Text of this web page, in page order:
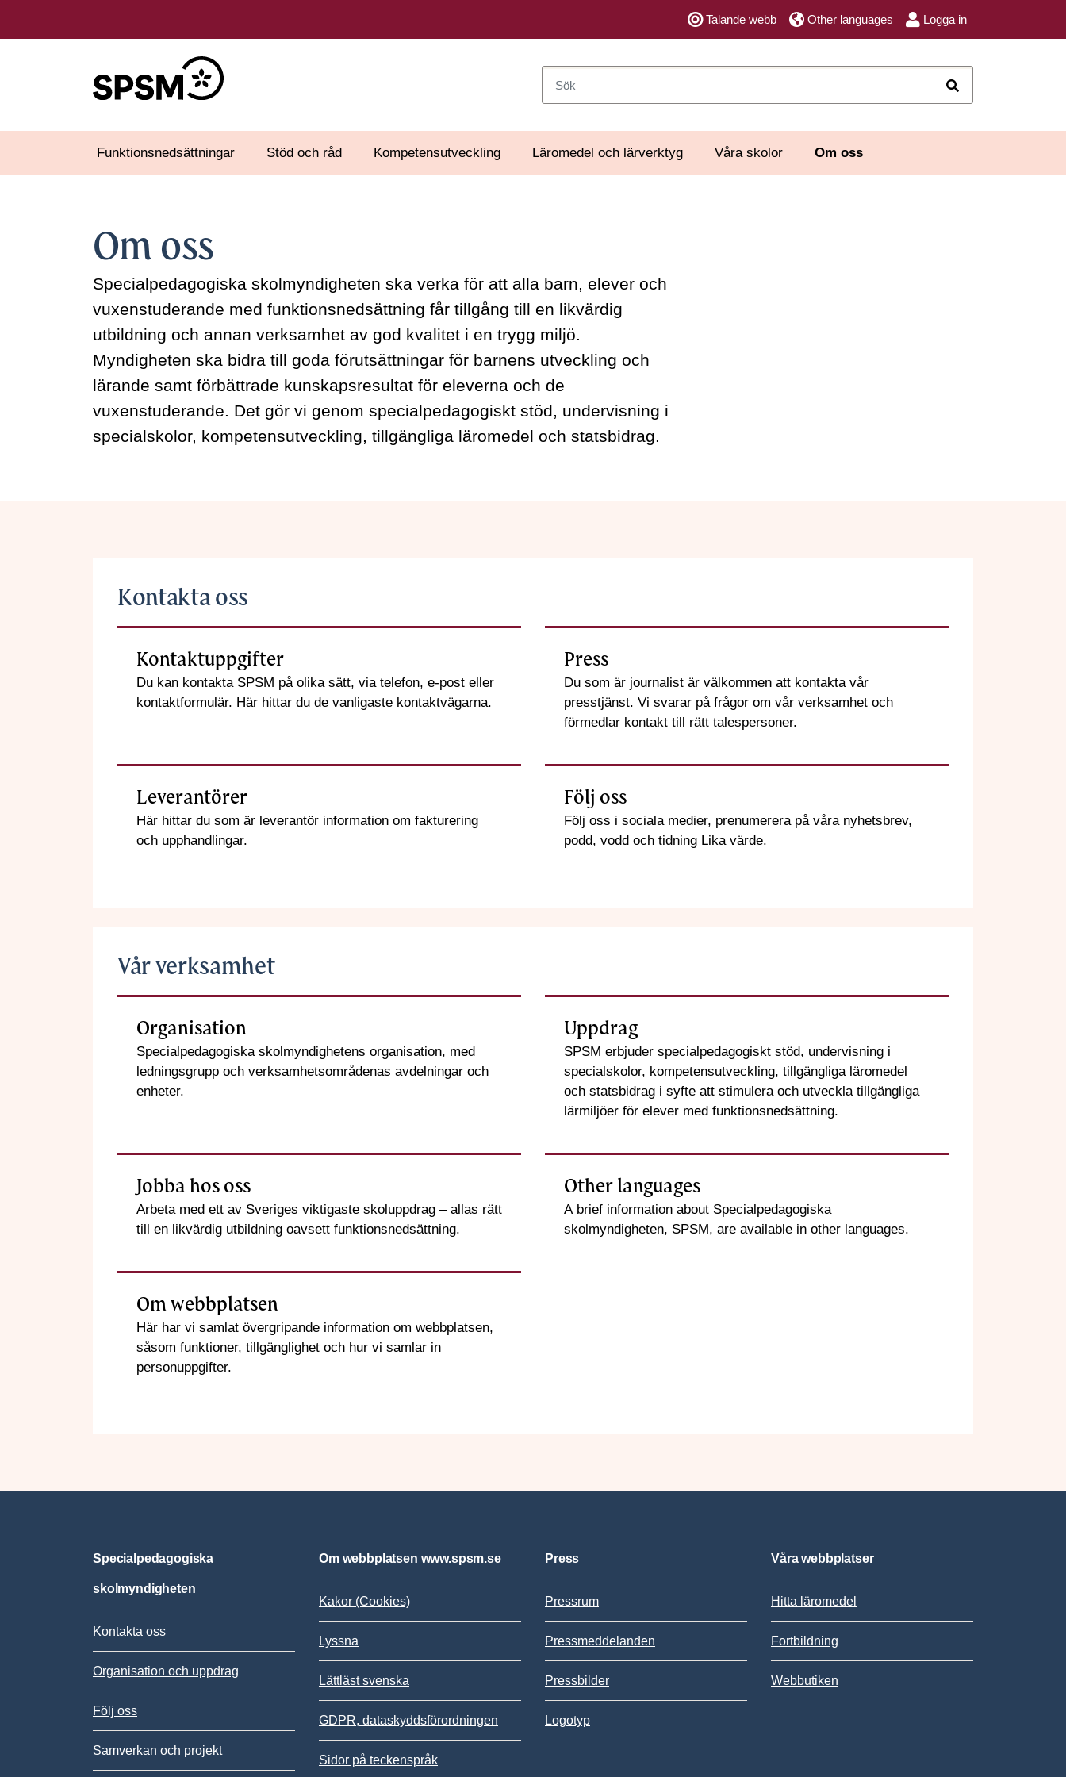
Talande webb Other languages Logga in
Funktionsnedsättningar Stöd och råd Kompetensutveckling Läromedel och lärverktyg Våra skolor Om oss
Om oss
Specialpedagogiska skolmyndigheten ska verka för att alla barn, elever och
vuxenstuderande med funktionsnedsättning får tillgång till en likvärdig
utbildning och annan verksamhet av god kvalitet i en trygg miljö.
Myndigheten ska bidra till goda förutsättningar för barnens utveckling och
lärande samt förbättrade kunskapsresultat för eleverna och de
vuxenstuderande. Det gör vi genom specialpedagogiskt stöd, undervisning i
specialskolor, kompetensutveckling, tillgängliga läromedel och statsbidrag.
Kontakta oss
Kontaktuppgifter
Du kan kontakta SPSM på olika sätt, via telefon, e-post eller
kontaktformulär. Här hittar du de vanligaste kontaktvägarna.
Press
Du som är journalist är välkommen att kontakta vår
presstjänst. Vi svarar på frågor om vår verksamhet och
förmedlar kontakt till rätt talespersoner.
Leverantörer
Här hittar du som är leverantör information om fakturering
och upphandlingar.
Följ oss
Följ oss i sociala medier, prenumerera på våra nyhetsbrev,
podd, vodd och tidning Lika värde.
Vår verksamhet
Organisation
Specialpedagogiska skolmyndighetens organisation, med
ledningsgrupp och verksamhetsområdenas avdelningar och
enheter.
Uppdrag
SPSM erbjuder specialpedagogiskt stöd, undervisning i
specialskolor, kompetensutveckling, tillgängliga läromedel
och statsbidrag i syfte att stimulera och utveckla tillgängliga
lärmiljöer för elever med funktionsnedsättning.
Jobba hos oss
Arbeta med ett av Sveriges viktigaste skoluppdrag – allas rätt
till en likvärdig utbildning oavsett funktionsnedsättning.
Other languages
A brief information about Specialpedagogiska
skolmyndigheten, SPSM, are available in other languages.
Om webbplatsen
Här har vi samlat övergripande information om webbplatsen,
såsom funktioner, tillgänglighet och hur vi samlar in
personuppgifter.
Specialpedagogiska
skolmyndigheten
Kontakta oss
Organisation och uppdrag
Följ oss
Samverkan och projekt
Om webbplatsen www.spsm.se
Kakor (Cookies)
Lyssna
Lättläst svenska
GDPR, dataskyddsförordningen
Sidor på teckenspråk
Press
Pressrum
Pressmeddelanden
Pressbilder
Logotyp
Våra webbplatser
Hitta läromedel
Fortbildning
Webbutiken